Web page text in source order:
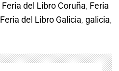
Feria del Libro Coruña, Feria
Feria del Libro Galicia, galicia,